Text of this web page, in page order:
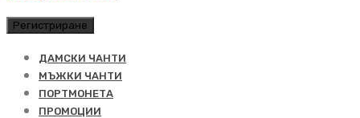
Регистриране
ДАМСКИ ЧАНТИ
МЪЖКИ ЧАНТИ
ПОРТМОНЕТА
ПРОМОЦИИ